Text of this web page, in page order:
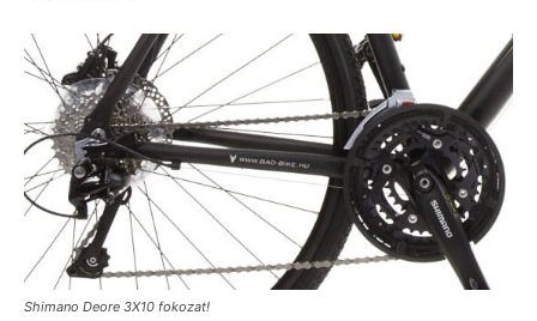
Shimano Deore 3X10 fokozat!